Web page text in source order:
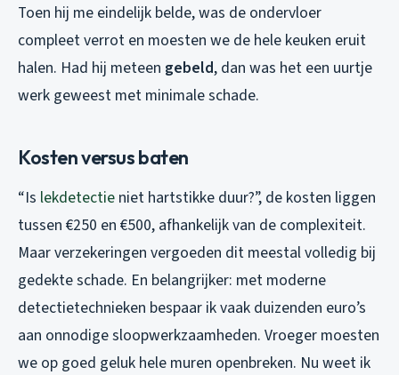
Toen hij me eindelijk belde, was de ondervloer
compleet verrot en moesten we de hele keuken eruit
halen. Had hij meteen gebeld, dan was het een uurtje
werk geweest met minimale schade.
Kosten versus baten
“Is lekdetectie niet hartstikke duur?”, de kosten liggen
tussen €250 en €500, afhankelijk van de complexiteit.
Maar verzekeringen vergoeden dit meestal volledig bij
gedekte schade. En belangrijker: met moderne
detectietechnieken bespaar ik vaak duizenden euro’s
aan onnodige sloopwerkzaamheden. Vroeger moesten
we op goed geluk hele muren openbreken. Nu weet ik